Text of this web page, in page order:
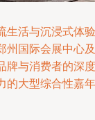
生活与沉浸式体验
州国际会展中心及
牌与消费者的深度
的大型综合性嘉年